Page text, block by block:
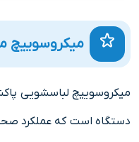
میکروسوییچ
میکروسوییچ لباسشویی
دستگاه است که عملکرد